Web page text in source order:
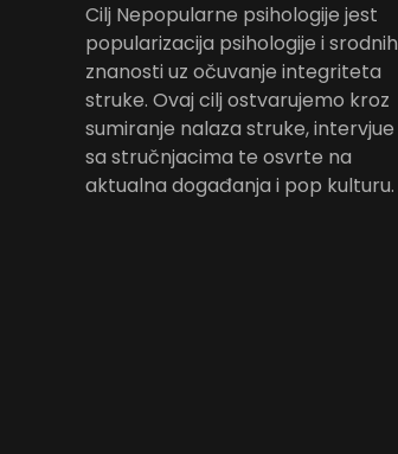
Cilj Nepopularne psihologije jest
popularizacija psihologije i srodnih
znanosti uz očuvanje integriteta
struke. Ovaj cilj ostvarujemo kroz
sumiranje nalaza struke, intervjue
sa stručnjacima te osvrte na
aktualna događanja i pop kulturu.